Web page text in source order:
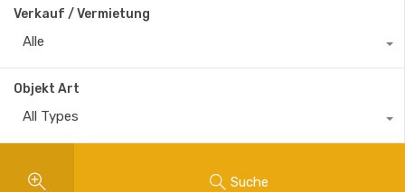
Verkauf / Vermietung
Alle
Objekt Art
All Types
Suche